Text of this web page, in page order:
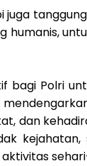
humanis,
bagi Polri
dan